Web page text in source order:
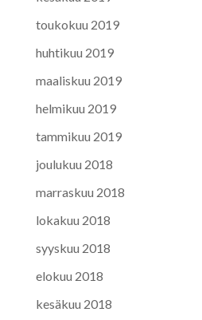
toukokuu 2019
huhtikuu 2019
maaliskuu 2019
helmikuu 2019
tammikuu 2019
joulukuu 2018
marraskuu 2018
lokakuu 2018
syyskuu 2018
elokuu 2018
kesäkuu 2018